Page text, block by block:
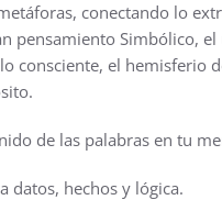
conectando lo
pensamiento Simbólico,
consciente, el hemisferio
de las palabras en tu
datos, hechos y lógica.